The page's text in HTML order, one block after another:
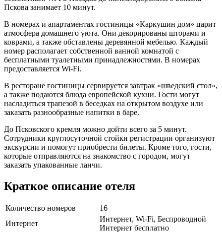
Пскова занимает 10 минут.
В номерах и апартаментах гостиницы «Каркушин дом» царит
атмосфера домашнего уюта. Они декорированы шторами и
коврами, а также обставлены деревянной мебелью. Каждый
номер располагает собственной ванной комнатой с
бесплатными туалетными принадлежностями. В номерах
предоставляется Wi-Fi.
В ресторане гостиницы сервируется завтрак «шведский стол»,
а также подаются блюда европейской кухни. Гости могут
насладиться трапезой в беседках на открытом воздухе или
заказать разнообразные напитки в баре.
До Псковского кремля можно дойти всего за 5 минут.
Сотрудники круглосуточной стойки регистрации организуют
экскурсии и помогут приобрести билеты. Кроме того, гости,
которые отправляются на знакомство с городом, могут
заказать упакованные ланчи.
Краткое описание отеля
Количество номеров
16
Интернет
Интернет, Wi-Fi, Беспроводной
Интернет бесплатно